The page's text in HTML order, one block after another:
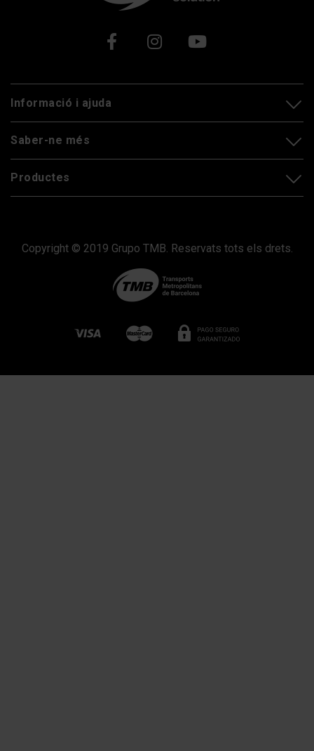
Xarxes socials
Informació i ajuda
Saber-ne més
Productes
Copyright © 2019 Grupo TMB. Reservats tots els drets.